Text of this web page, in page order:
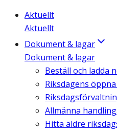
Aktuellt
Aktuellt
Dokument & lagar
Dokument & lagar
Beställ och ladda
Riksdagens
Allmänna
Hitta äldre